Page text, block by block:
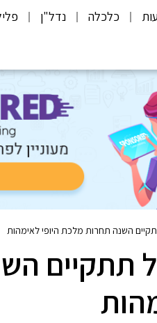
כלכלה נדל"ן
השנה תחרות מלכת היופי לאימהות
תתקיים